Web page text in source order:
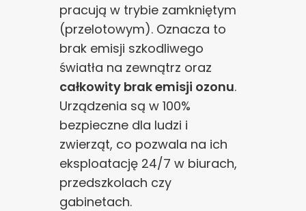
pracują w trybie zamkniętym
(przelotowym). Oznacza to
brak emisji szkodliwego
światła na zewnątrz oraz
całkowity brak emisji ozonu.
Urządzenia są w 100%
bezpieczne dla ludzi i
zwierząt, co pozwala na ich
eksploatację 24/7 w biurach,
przedszkolach czy
gabinetach.